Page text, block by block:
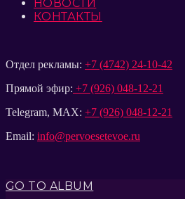
НОВОСТИ
КОНТАКТЫ
Отдел рекламы: +7 (4742) 24-10-42
Прямой эфир: +7 (926) 048-12-21
Telegram, MAX: +7 (926) 048-12-21
Email: info@pervoesetevoe.ru
GO TO ALBUM